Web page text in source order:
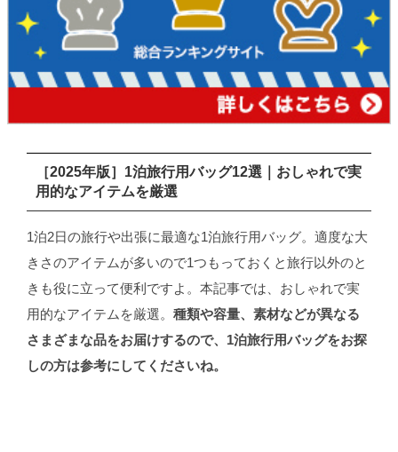
［2025年版］1泊旅行用バッグ12選｜おしゃれで実
用的なアイテムを厳選
1泊2日の旅行や出張に最適な1泊旅行用バッグ。適度な大
きさのアイテムが多いので1つもっておくと旅行以外のと
きも役に立って便利ですよ。本記事では、おしゃれで実
用的なアイテムを厳選。 種類や容量、素材などが異なる
さまざまな品をお届けするので、1泊旅行用バッグをお探
しの方は参考にしてくださいね。